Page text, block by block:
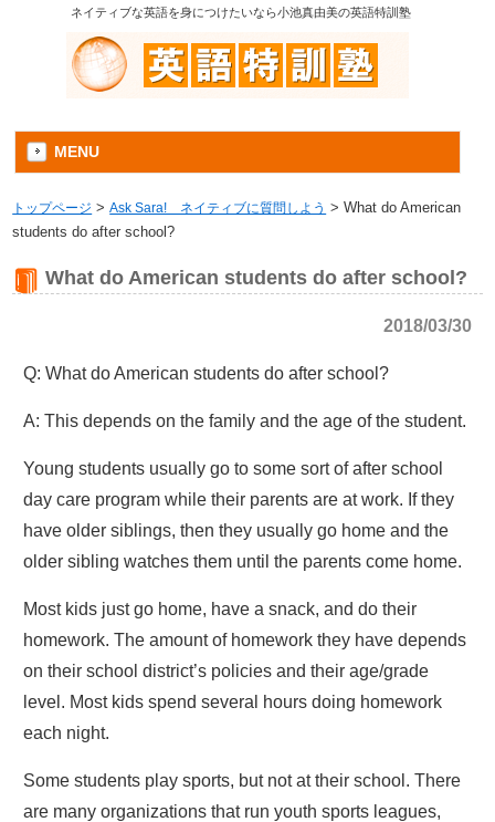
ネイティブな英語を身につけたいなら小池真由美の英語特訓塾
MENU
トップページ >Ask Sara! ネイティブに質問しよう >What do American
students do after school?
What do American students do after school?
2018/03/30
Q: What do American students do after school?
A: This depends on the family and the age of the student.
Young students usually go to some sort of after school
day care program while their parents are at work. If they
have older siblings, then they usually go home and the
older sibling watches them until the parents come home.
Most kids just go home, have a snack, and do their
homework. The amount of homework they have depends
on their school district’s policies and their age/grade
level. Most kids spend several hours doing homework
each night.
Some students play sports, but not at their school. There
are many organizations that run youth sports leagues,